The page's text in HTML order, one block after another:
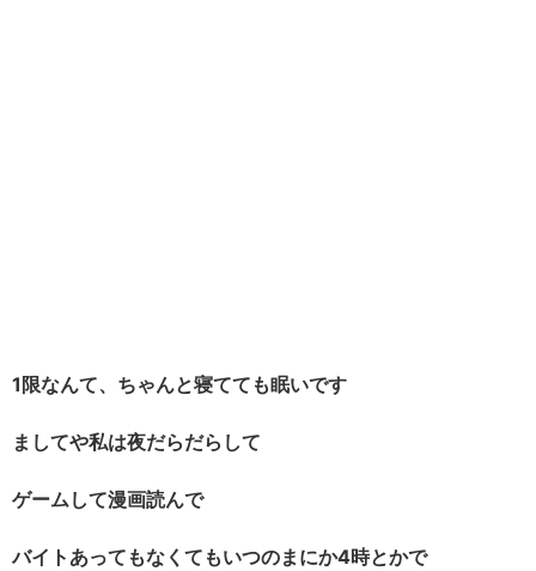
1限なんて、ちゃんと寝てても眠いです
ましてや私は夜だらだらして
ゲームして漫画読んで
バイトあってもなくてもいつのまにか4時とかで